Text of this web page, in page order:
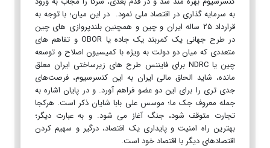
به سرمایه‌ گذاری در اقتصاد ملی نمود. در این میان؛ با توجه به
قرارداد ۲۵ ساله ایران و چین و همچنین بلندپروازی های چین
در طرح جهانی یک کمربند یک جاده یا OBOR و تفاهم های
متعددی که میان دو دولت به ویژه با کمیسیون اصلاح و توسعه
چین یا NDRC برای فایننس طرح های زیرساختی ایران معلق
مانده، شاید الحاق مالی ایران به این کنسرسیوم، فرصت‌های
جدی تری را برای این دو عضو فراهم آورد. و در پایان اشاره به
جمله معروف جک ما؛ موسس علی بابا شایان ذکر است. هرکجا
تجارت متوقف شود، جنگ آغاز می شود. و به عبارت دیگر؛
بهترین راه امنیت و پایداری یک اقتصاد، درگیر و سهیم کردن
اقتصادهای دیگر با اقتصاد خود است.